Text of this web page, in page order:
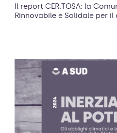
Il report CER.TOSA: la
Rinnovabile e Solidale per il